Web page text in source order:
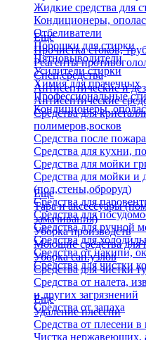
Жидкие средства для
Кондиционеры,
Отбеливатели
Порошки для стирки
Пятновыводители
Усилители стирки
Химия для прачечных
Профессиональные
Кондиционеры,
Еще
Прочистка стоков,
Реагенты
Спец.средства
Антисептические и
Антисептические
Средства для
полимеров,восков
Средства после пожара
Средства для кухни,
Средства для мойки
Средства для мойки и
(пол,стены,оброруд)
Средства для
Средства для
Средства для ручной
Средства для
Средства от накипи,
Средства для чистки
Еще
Тара и аксессуары
замачивания)
Уборка производств
Моющие средства для
Уборка сан.узлов
Средства для чистки
Средства от налета,
и других загрязнений
Средства от запаха
Еще
Удаление плесени
Средства от плесени в
Чистка нержавеющих,